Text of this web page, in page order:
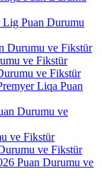
Lig Puan Durumu
Durumu ve Fikstür
ve Fikstür
ve Fikstür
Liqa Puan
Durumu ve
ve Fikstür
ve Fikstür
Puan Durumu ve